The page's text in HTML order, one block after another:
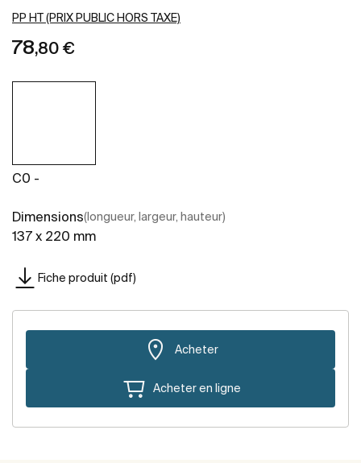
PP HT (PRIX PUBLIC HORS TAXE)
78,80 €
C0 -
Dimensions(longueur, largeur, hauteur)
137 x 220 mm
Fiche produit (pdf)
Acheter
Acheter en ligne